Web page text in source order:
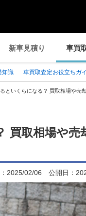
新車見積り 車買
知識 車買取査定お役立ちガ
といくらになる？ 買取相場や売
買取相場や売
公開日：
2025/02/06